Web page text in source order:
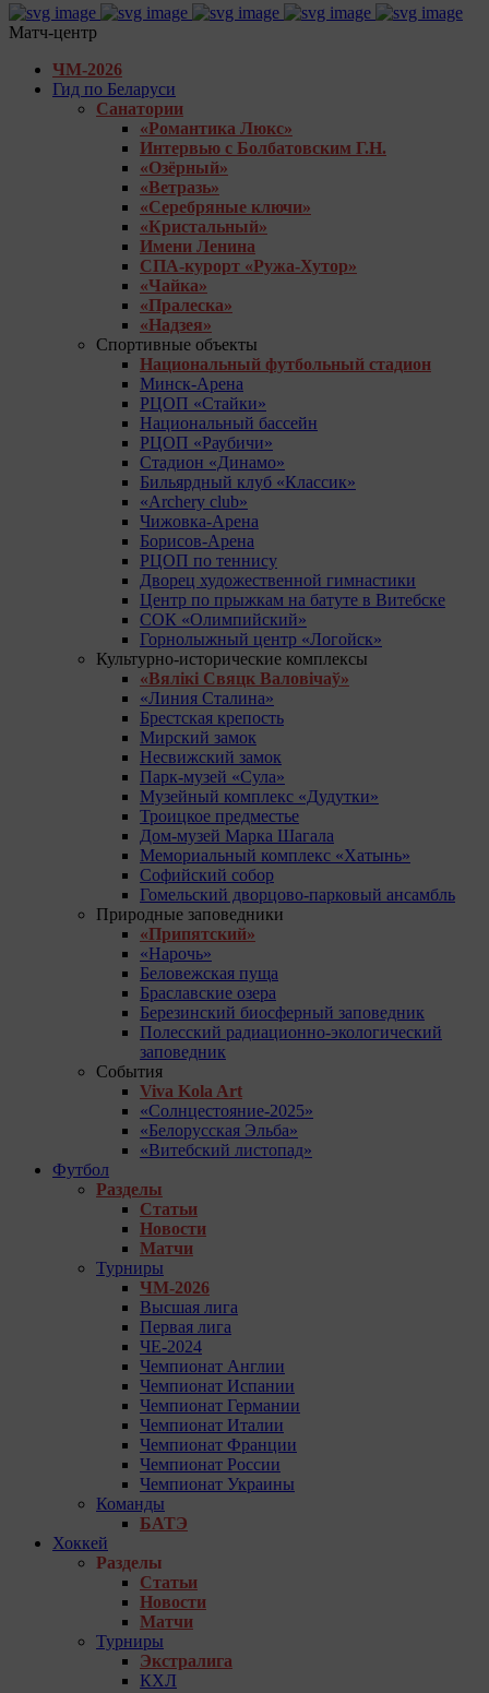
Матч-центр
ЧМ-2026
Гид по Беларуси
Санатории
«Романтика Люкс»
Интервью с Болбатовским Г.Н.
«Озёрный»
«Ветразь»
«Серебряные ключи»
«Кристальный»
Имени Ленина
СПА-курорт «Ружа-Хутор»
«Чайка»
«Пралеска»
«Надзея»
Спортивные объекты
Национальный футбольный стадион
Минск-Арена
РЦОП «Стайки»
Национальный бассейн
РЦОП «Раубичи»
Стадион «Динамо»
Бильярдный клуб «Классик»
«Archery club»
Чижовка-Арена
Борисов-Арена
РЦОП по теннису
Дворец художественной гимнастики
Центр по прыжкам на батуте в Витебске
СОК «Олимпийский»
Горнолыжный центр «Логойск»
Культурно-исторические комплексы
«Вялікі Свяцк Валовічаў»
«Линия Сталина»
Брестская крепость
Мирский замок
Несвижский замок
Парк-музей «Сула»
Музейный комплекс «Дудутки»
Троицкое предместье
Дом-музей Марка Шагала
Мемориальный комплекс «Хатынь»
Софийский собор
Гомельский дворцово-парковый ансамбль
Природные заповедники
«Припятский»
«Нарочь»
Беловежская пуща
Браславские озера
Березинский биосферный заповедник
Полесский радиационно-экологический
заповедник
События
Viva Kola Art
«Солнцестояние-2025»
«Белорусская Эльба»
«Витебский листопад»
Футбол
Разделы
Статьи
Новости
Матчи
Турниры
ЧМ-2026
Высшая лига
Первая лига
ЧЕ-2024
Чемпионат Англии
Чемпионат Испании
Чемпионат Германии
Чемпионат Италии
Чемпионат Франции
Чемпионат России
Чемпионат Украины
Команды
БАТЭ
Хоккей
Разделы
Статьи
Новости
Матчи
Турниры
Экстралига
КХЛ